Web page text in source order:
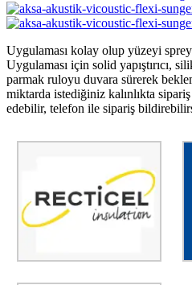
Uygulaması kolay olup yüzeyi
Uygulaması için solid yapıştırıcı,
parmak ruloyu duvara sürerek
miktarda istediğiniz kalınlıkta
edebilir, telefon ile sipariş
AdmirorGallery 4.5.0, author/sVasiljevski&Kekeljevic.
%100 Recticel Türkiyenin En
Kaliteli Markası.